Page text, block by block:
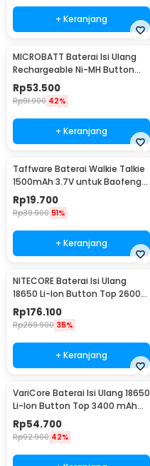
+ Keranjang
MICROBATT Baterai Isi Ulang
Rechargeable Ni-MH Button
Top 1.2V AA-1000mAh
Rp53.500
Rp91.900 42%
+ Keranjang
Taffware Baterai Walkie Talkie
1500mAh 3.7V untuk Baofeng
BF-UV3R - BL-3
Rp19.700
Rp39.900 51%
+ Keranjang
NITECORE Baterai Isi Ulang
18650 Li-Ion Button Top 2600
mAh 3.7V 1 PCS - NL1826
Rp176.100
Rp269.900 35%
+ Keranjang
VariCore Baterai Isi Ulang 18650
Li-Ion Button Top 3400 mAh
3.7V 1 PCS 3400mAh
Rp54.700
Rp92.900 42%